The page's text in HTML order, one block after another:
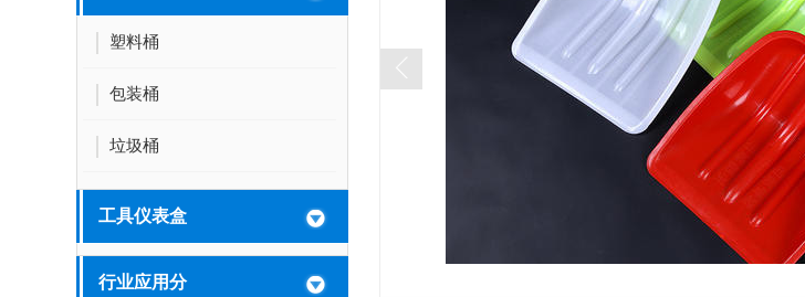
塑料桶
包装桶
垃圾桶
工具仪表盒
行业应用分